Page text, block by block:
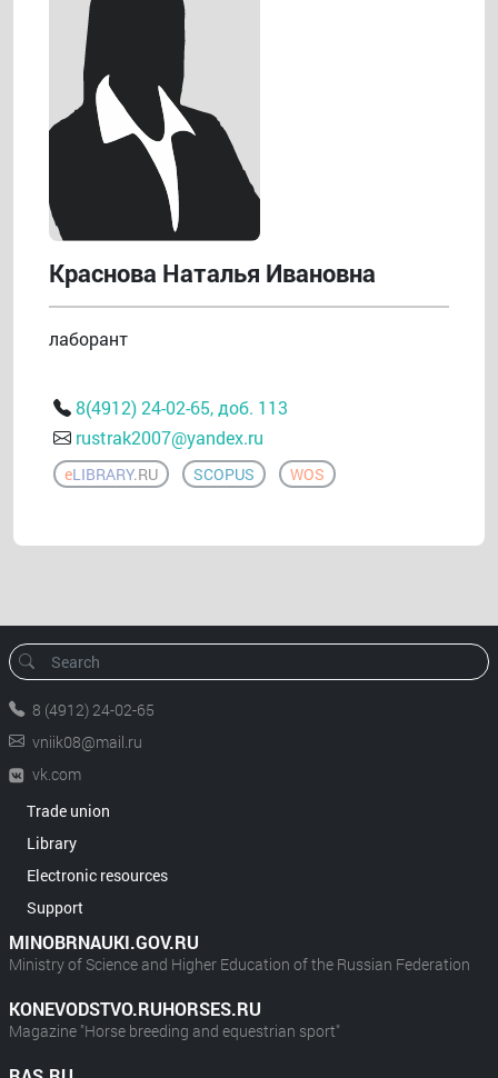
Краснова Наталья Ивановна
лаборант
8(4912) 24-02-65, доб. 113
rustrak2007@yandex.ru
eLIBRARY.RU SCOPUS WOS
8 (4912) 24-02-65
vniik08@mail.ru
vk.com
Trade union
Library
Electronic resources
Support
MINOBRNAUKI.GOV.RU
Ministry of Science and Higher Education of the Russian Federation
KONEVODSTVO.RUHORSES.RU
Magazine "Horse breeding and equestrian sport"